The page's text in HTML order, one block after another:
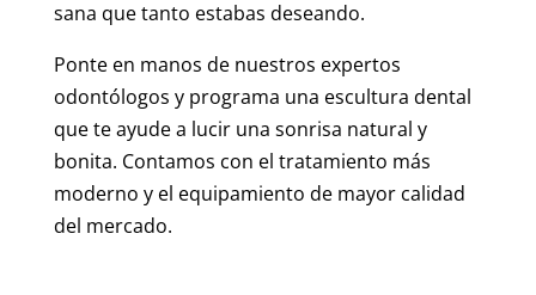
sana que tanto estabas deseando.
Ponte en manos de nuestros expertos
odontólogos y programa una escultura dental
que te ayude a lucir una sonrisa natural y
bonita. Contamos con el tratamiento más
moderno y el equipamiento de mayor calidad
del mercado.